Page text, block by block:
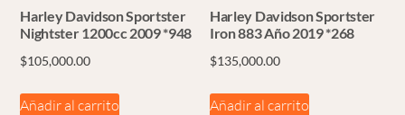
Harley Davidson Sportster
Nightster 1200cc 2009 *948
$105,000.00
Añadir al carrito
Harley Davidson Sportster
Iron 883 Año 2019 *268
$135,000.00
Añadir al carrito